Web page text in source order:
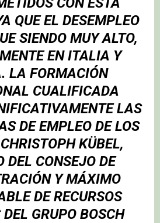
QUE EL DESEMPLEO
SIENDO MUY ALTO,
EN ITALIA Y
LA FORMACIÓN
CUALIFICADA
LAS
DE EMPLEO DE LOS
CHRISTOPH KÜBEL,
DEL CONSEJO DE
Y MÁXIMO
DE RECURSOS
GRUPO BOSCH